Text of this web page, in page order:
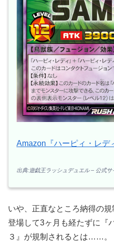
Amazon『ハーピィ・レデ
出典:遊戯王ラッシュデュエル – 公式サ
いや、正直なところ納得の
登場して3ヶ月も経たずに『
３』が規制されるとは……。